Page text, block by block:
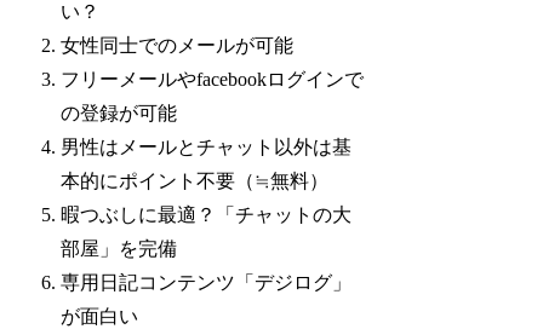
い？
女性同士でのメールが可能
フリーメールやfacebookログインで
の登録が可能
男性はメールとチャット以外は基
本的にポイント不要（≒無料）
暇つぶしに最適？「チャットの大
部屋」を完備
専用日記コンテンツ「デジログ」
が面白い